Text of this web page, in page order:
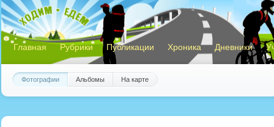
Главная Рубрики Публикации Хроника Дневники
Фотографии Альбомы На карте